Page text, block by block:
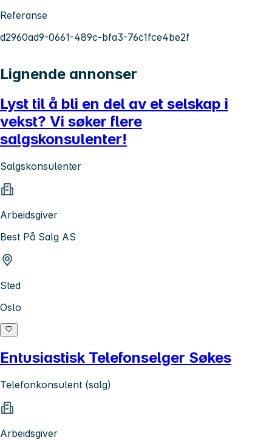
Referanse
d2960ad9-0661-489c-bfa3-76c1fce4be2f
Lignende annonser
Lyst til å bli en del av et selskap i
vekst? Vi søker flere
salgskonsulenter!
Salgskonsulenter
Arbeidsgiver
Best På Salg AS
Sted
Oslo
Entusiastisk Telefonselger Søkes
Telefonkonsulent (salg)
Arbeidsgiver